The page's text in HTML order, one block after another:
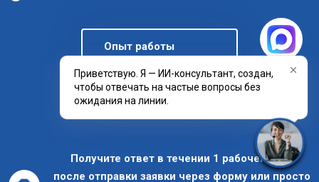
Опыт работы
Отзывы клиентов
Получите ответ в течении 1 рабочего дня
после отправки заявки через форму или просто
Приветствую. Я — ИИ-консультант, создан,
чтобы отвечать на частые вопросы без
ожидания на линии.